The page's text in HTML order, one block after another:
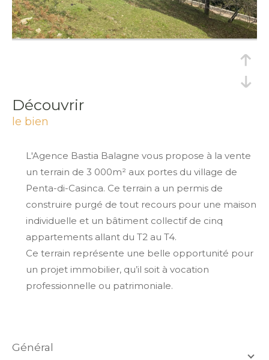
découvrir
le bien
L'Agence Bastia Balagne vous propose à la vente
un terrain de 3 000m² aux portes du village de
Penta-di-Casinca. Ce terrain a un permis de
construire purgé de tout recours pour une maison
individuelle et un bâtiment collectif de cinq
appartements allant du T2 au T4.
Ce terrain représente une belle opportunité pour
un projet immobilier, qu’il soit à vocation
professionnelle ou patrimoniale.
général